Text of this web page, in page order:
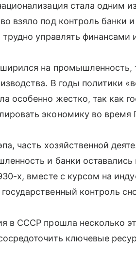
стала одним
взяло под контроль банки
трудно управлять
на
В годы политики
особенно жестко, так как
экономику во время
часть хозяйственной
и банки
х, вместе с курсом на
контроль
в СССР прошла несколько
ключевые